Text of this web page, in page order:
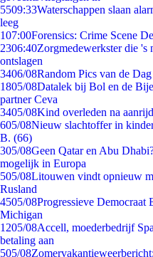
5509:33Waterschappen slaan
leeg
107:00Forensics: Crime Scene
2306:40Zorgmedewerkster die 's
ontslagen
3406/08Random Pics van de
1805/08Datalek bij Bol en de
partner Ceva
3405/08Kind overleden na
605/08Nieuw slachtoffer in
B. (66)
305/08Geen Qatar en Abu
mogelijk in Europa
505/08Litouwen vindt opnieuw
Rusland
4505/08Progressieve
Michigan
1205/08Accell, moederbedrijf
betaling aan
505/08